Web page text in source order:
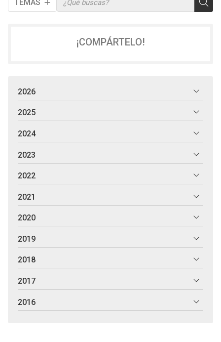
TEMAS
¡COMPÁRTELO!
2026
2025
2024
2023
2022
2021
2020
2019
2018
2017
2016